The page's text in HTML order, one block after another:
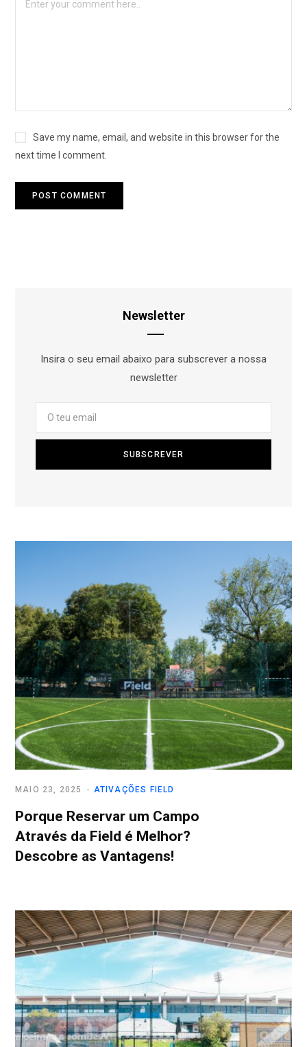
Save my name, email, and website in this browser for the
next time I comment.
Newsletter
Insira o seu email abaixo para subscrever a nossa
newsletter
ATIVAÇÕES FIELD
MAIO 23, 2025
Porque Reservar um Campo
Através da Field é Melhor?
Descobre as Vantagens!